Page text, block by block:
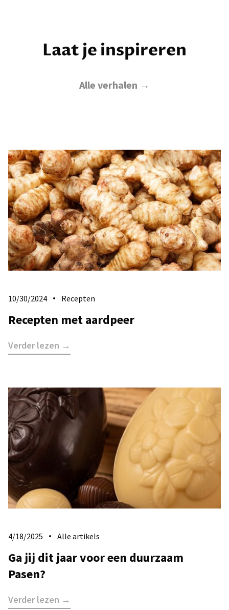
Laat je inspireren
Alle verhalen →
10/30/2024 Recepten
Recepten met aardpeer
Verder lezen →
4/18/2025 Alle artikels
Ga jij dit jaar voor een duurzaam
Pasen?
Verder lezen →